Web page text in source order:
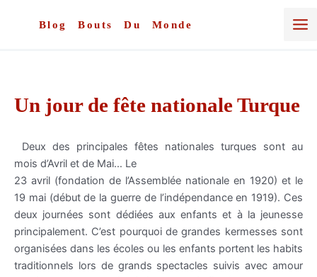
Blog Bouts Du Monde
Un jour de fête nationale Turque
Deux des principales fêtes nationales turques sont au
mois d’Avril et de Mai… Le
23 avril (fondation de l’Assemblée nationale en 1920) et le
19 mai (début de la guerre de l’indépendance en 1919). Ces
deux journées sont dédiées aux enfants et à la jeunesse
principalement. C’est pourquoi de grandes kermesses sont
organisées dans lesécoles ou les enfants portent les habits
traditionnels lors de grands spectacles suivis avec amour